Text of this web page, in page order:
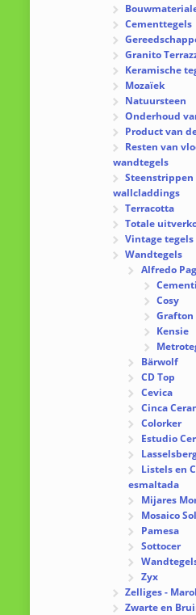
Cementtegels
Granito
Keramische
Mozaïek
Natuursteen
Onderhoud
Product van
Resten van
wandtegels
wallcladdings
Terracotta
Totale
Vintage tegels
Wandtegels
Alfredo
Cosy
Grafton
Kensie
Bärwolf
CD Top
Cevica
Cinca
Colorker
Estudio
Listels en
esmaltada
Mijares
Mosaico
Pamesa
Sottocer
Zyx
Zelliges -
Zwarte en